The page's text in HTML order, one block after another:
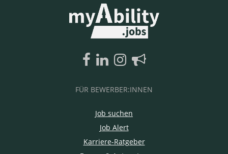
FÜR BEWERBER:INNEN
Job suchen
Job Alert
Karriere-Ratgeber